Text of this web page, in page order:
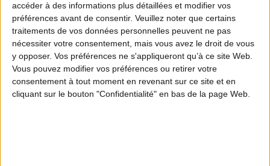
accéder à des informations plus détaillées et modifier vos
préférences avant de consentir. Veuillez noter que certains
traitements de vos données personnelles peuvent ne pas
nécessiter votre consentement, mais vous avez le droit de vous
y opposer. Vos préférences ne s'appliqueront qu’à ce site Web.
Vous pouvez modifier vos préférences ou retirer votre
consentement à tout moment en revenant sur ce site et en
cliquant sur le bouton "Confidentialité" en bas de la page Web.